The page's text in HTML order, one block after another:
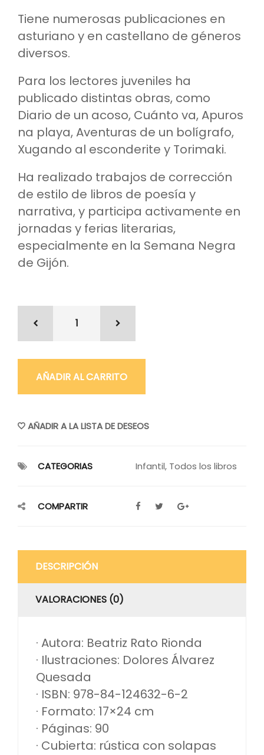
Tiene numerosas publicaciones en
asturiano y en castellano de géneros
diversos.
Para los lectores juveniles ha
publicado distintas obras, como
Diario de un acoso, Cuánto va, Apuros
na playa, Aventuras de un bolígrafo,
Xugando al esconderite y Torimaki.
Ha realizado trabajos de corrección
de estilo de libros de poesía y
narrativa, y participa activamente en
jornadas y ferias literarias,
especialmente en la Semana Negra
de Gijón.
AÑADIR AL CARRITO
AÑADIR A LA LISTA DE DESEOS
CATEGORIAS Infantil, Todos los libros
COMPARTIR
DESCRIPCIÓN
VALORACIONES (0)
· Autora: Beatriz Rato Rionda
· Ilustraciones: Dolores Álvarez
Quesada
· ISBN: 978-84-124632-6-2
· Formato: 17×24 cm
· Páginas: 90
· Cubierta: rústica con solapas